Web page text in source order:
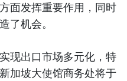
面发挥重要作用，同时
了机会。
现出口市场多元化，特
加坡大使馆商务处将于